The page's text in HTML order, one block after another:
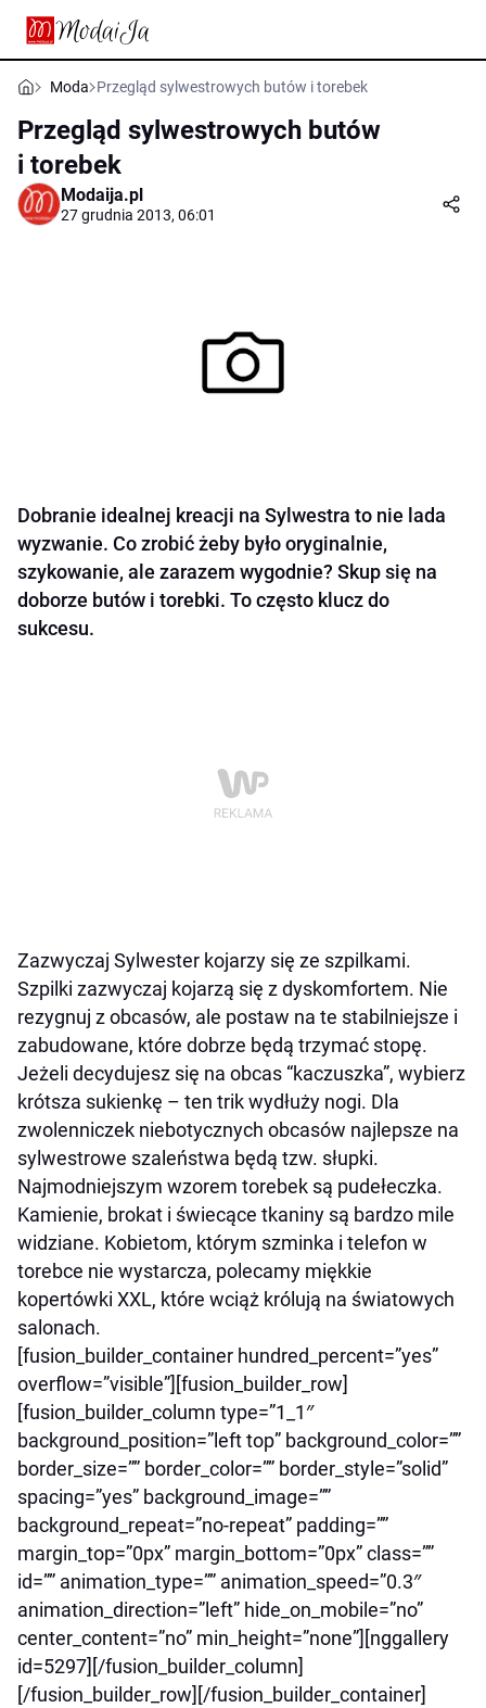
Moda Przegląd sylwestrowych butów i torebek
Przegląd sylwestrowych butów
i torebek
Modaija.pl
27 grudnia 2013, 06:01
Dobranie idealnej kreacji na Sylwestra to nie lada
wyzwanie. Co zrobić żeby było oryginalnie,
szykowanie, ale zarazem wygodnie? Skup się na
doborze butów i torebki. To często klucz do
sukcesu.
Zazwyczaj Sylwester kojarzy się ze szpilkami.
Szpilki zazwyczaj kojarzą się z dyskomfortem. Nie
rezygnuj z obcasów, ale postaw na te stabilniejsze i
zabudowane, które dobrze będą trzymać stopę.
Jeżeli decydujesz się na obcas “kaczuszka”, wybierz
krótsza sukienkę – ten trik wydłuży nogi. Dla
zwolenniczek niebotycznych obcasów najlepsze na
sylwestrowe szaleństwa będą tzw. słupki.
Najmodniejszym wzorem torebek są pudełeczka.
Kamienie, brokat i świecące tkaniny są bardzo mile
widziane. Kobietom, którym szminka i telefon w
torebce nie wystarcza, polecamy miękkie
kopertówki XXL, które wciąż królują na światowych
salonach.
[fusion_builder_container hundred_percent=”yes”
overflow=”visible”][fusion_builder_row]
[fusion_builder_column type=”1_1″
background_position=”left top” background_color=””
border_size=”” border_color=”” border_style=”solid”
spacing=”yes” background_image=””
background_repeat=”no-repeat” padding=””
margin_top=”0px” margin_bottom=”0px” class=””
id=”” animation_type=”” animation_speed=”0.3″
animation_direction=”left” hide_on_mobile=”no”
center_content=”no” min_height=”none”][nggallery
id=5297][/fusion_builder_column]
[/fusion_builder_row][/fusion_builder_container]